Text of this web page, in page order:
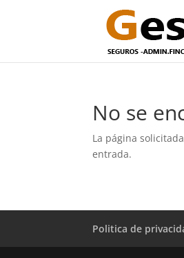
No se
La página
entrada.
Politica de